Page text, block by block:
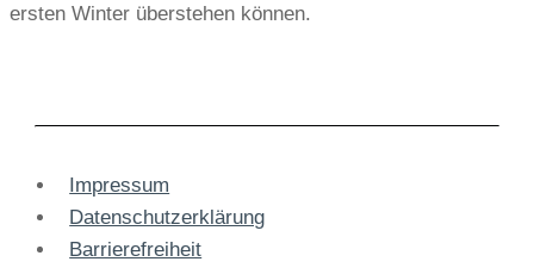
ersten Winter überstehen können.
Impressum
Datenschutzerklärung
Barrierefreiheit